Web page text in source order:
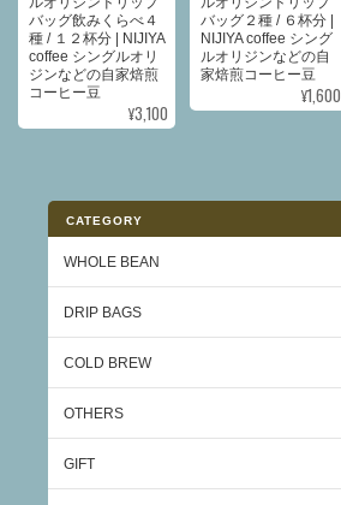
バッグ飲みくらべ４
種 / １２杯分 | NIJIYA
coffee シングルオリ
ジンなどの自家焙煎
コーヒー豆
¥3,100
バッグ２種 / ６杯分 |
NIJIYA coffee シング
ルオリジンなどの自
家焙煎コーヒー豆
¥1,600
CATEGORY
WHOLE BEAN
DRIP BAGS
COLD BREW
OTHERS
GIFT